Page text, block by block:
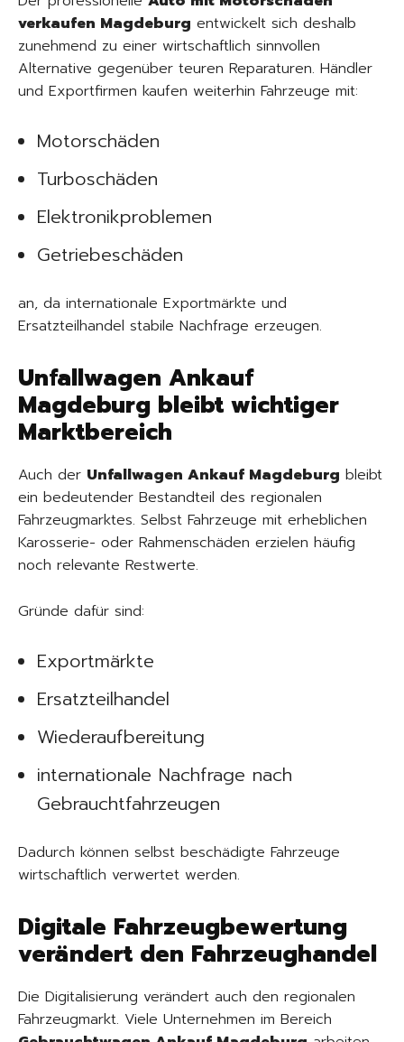
verkaufen Magdeburg entwickelt sich deshalb
zunehmend zu einer wirtschaftlich sinnvollen
Alternative gegenüber teuren Reparaturen. Händler
und Exportfirmen kaufen weiterhin Fahrzeuge mit:
Motorschäden
Turboschäden
Elektronikproblemen
Getriebeschäden
an, da internationale Exportmärkte und
Ersatzteilhandel stabile Nachfrage erzeugen.
Unfallwagen Ankauf
Magdeburg bleibt wichtiger
Marktbereich
Auch der Unfallwagen Ankauf Magdeburg bleibt
ein bedeutender Bestandteil des regionalen
Fahrzeugmarktes. Selbst Fahrzeuge mit erheblichen
Karosserie- oder Rahmenschäden erzielen häufig
noch relevante Restwerte.
Gründe dafür sind:
Exportmärkte
Ersatzteilhandel
Wiederaufbereitung
internationale Nachfrage nach
Gebrauchtfahrzeugen
Dadurch können selbst beschädigte Fahrzeuge
wirtschaftlich verwertet werden.
Digitale Fahrzeugbewertung
verändert den Fahrzeughandel
Die Digitalisierung verändert auch den regionalen
Fahrzeugmarkt. Viele Unternehmen im Bereich